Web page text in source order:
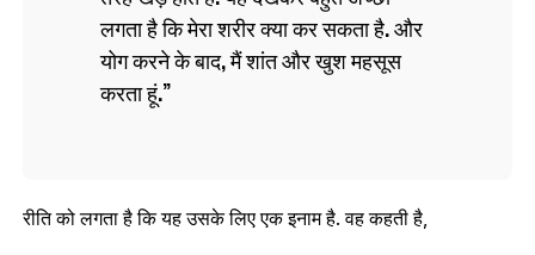
लगता है कि मेरा शरीर क्या कर सकता है. और
योग करने के बाद, मैं शांत और खुश महसूस
करता हूं.
रीति को लगता है कि यह उसके लिए एक इनाम है. वह कहती है,